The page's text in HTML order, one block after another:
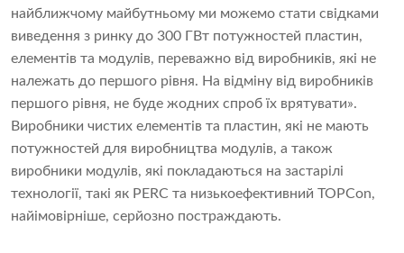
найближчому майбутньому ми можемо стати свідками
виведення з ринку до 300 ГВт потужностей пластин,
елементів та модулів, переважно від виробників, які не
належать до першого рівня. На відміну від виробників
першого рівня, не буде жодних спроб їх врятувати».
Виробники чистих елементів та пластин, які не мають
потужностей для виробництва модулів, а також
виробники модулів, які покладаються на застарілі
технології, такі як PERC та низькоефективний TOPCon,
найімовірніше, серйозно постраждають.